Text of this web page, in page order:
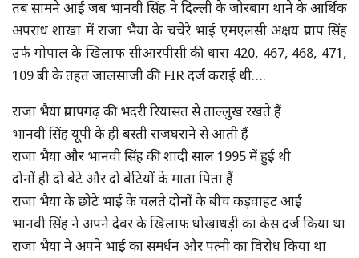
तब सामने आई जब भानवी सिंह ने दिल्ली के जोरबाग थाने के आर्थिक
अपराध शाखा में राजा भैया के चचेरे भाई एमएलसी अक्षय प्रताप सिंह
उर्फ गोपाल के खिलाफ सीआरपीसी की धारा 420, 467, 468, 471,
109 बी के तहत जालसाजी की FIR दर्ज कराई थी….
राजा भैया प्रतापगढ़ की भदरी रियासत से ताल्लुख रखते हैं
भानवी सिंह यूपी के ही बस्ती राजघराने से आती हैं
राजा भैया और भानवी सिंह की शादी साल 1995 में हुई थी
दोनों ही दो बेटे और दो बेटियों के माता पिता हैं
राजा भैया के छोटे भाई के चलते दोनों के बीच कड़वाहट आई
भानवी सिंह ने अपने देवर के खिलाफ धोखाधड़ी का केस दर्ज किया था
राजा भैया ने अपने भाई का समर्धन और पत्नी का विरोध किया था